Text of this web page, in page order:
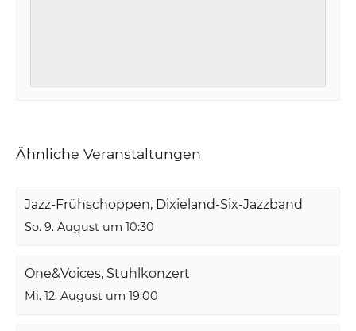
Ähnliche Veranstaltungen
Jazz-Frühschoppen, Dixieland-Six-Jazzband
So. 9. August um 10:30
One&Voices, Stuhlkonzert
Mi. 12. August um 19:00